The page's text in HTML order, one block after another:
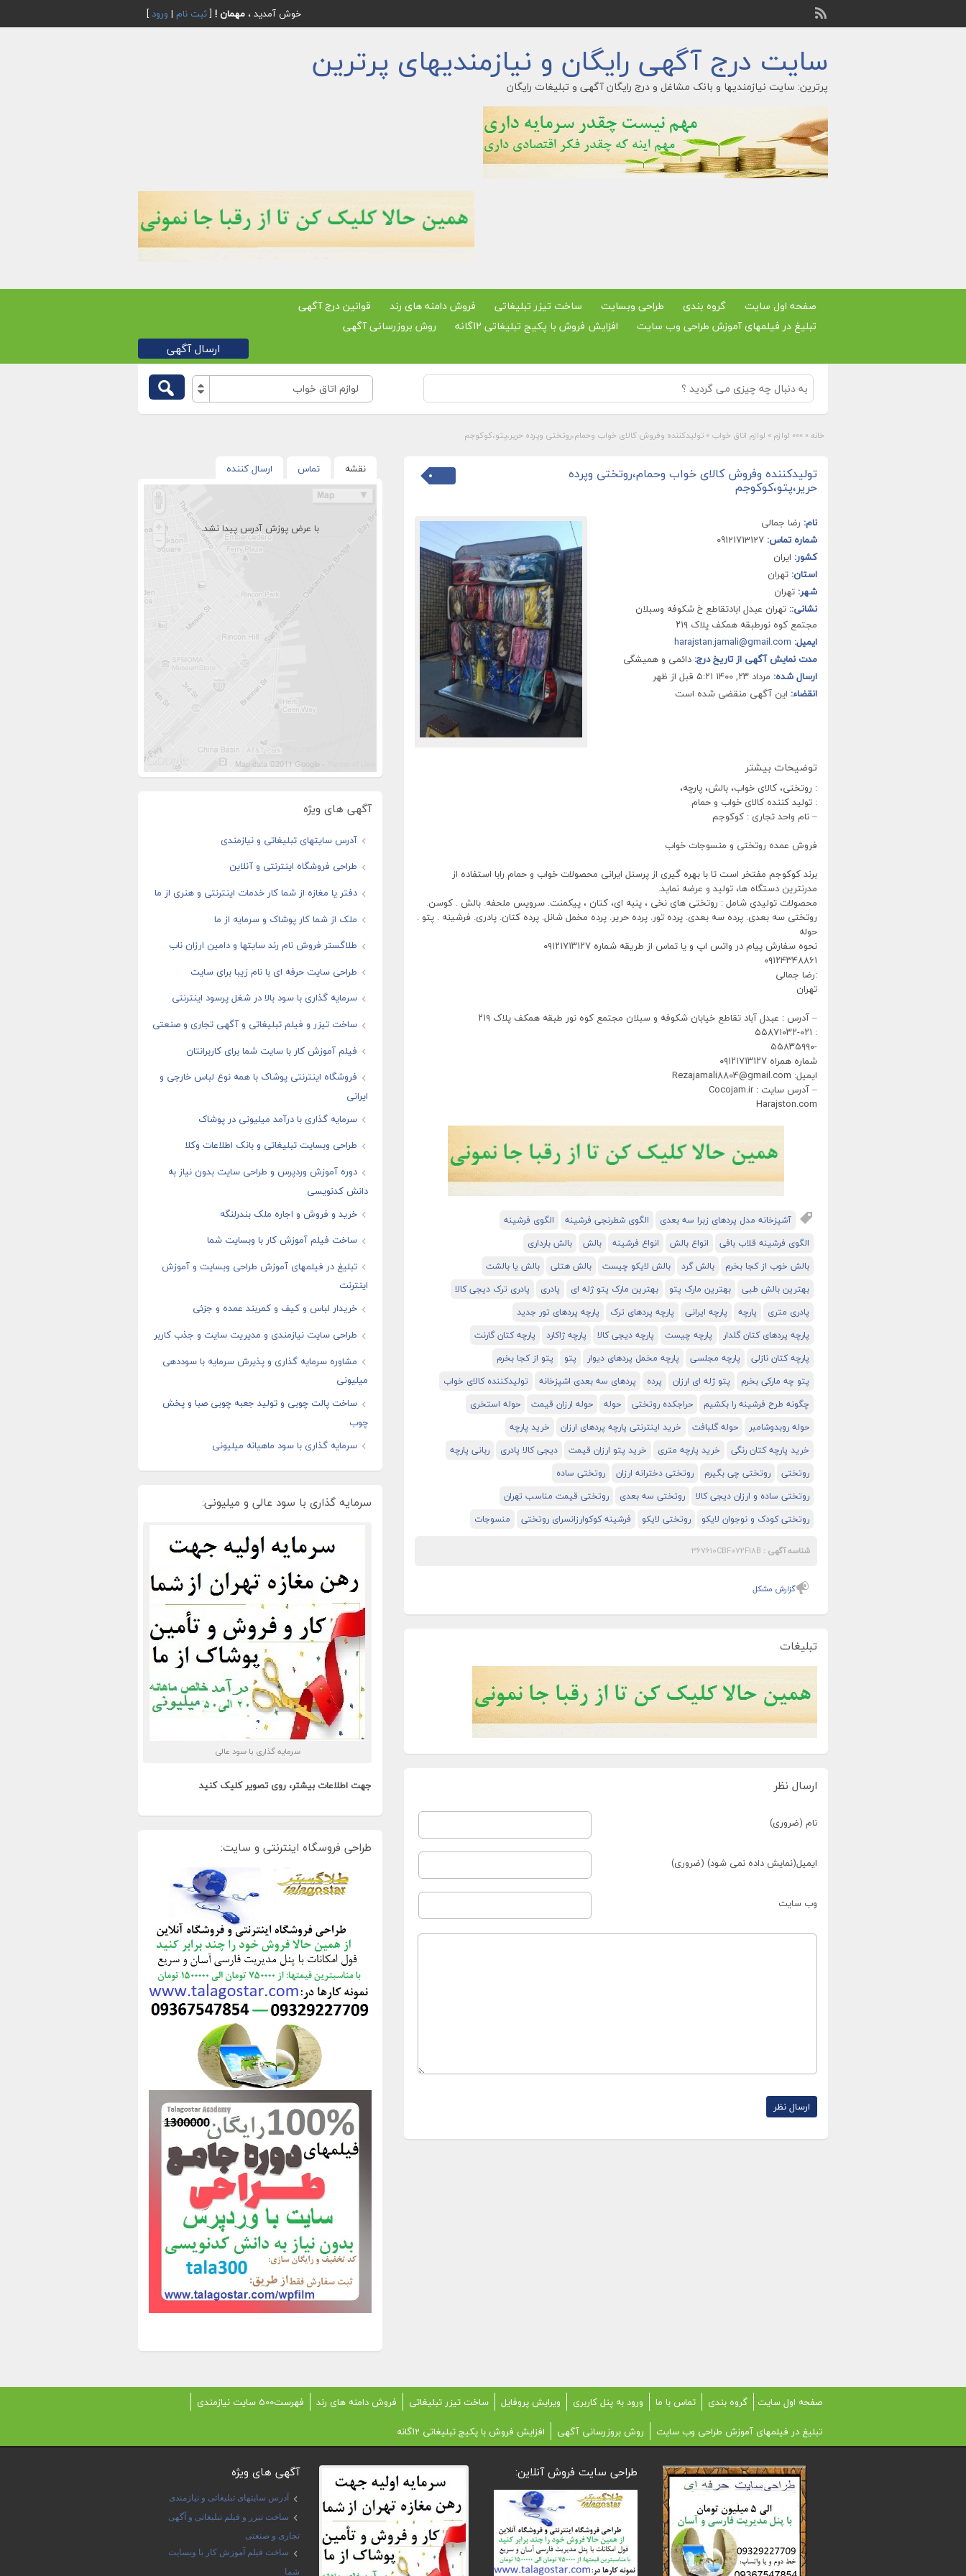
خوش آمدید ، مهمان ! [ثبت نام | ورود]
سایت درج آگهی رایگان و نیازمندیهای پرترین
پرترین: سایت نیازمندیها و بانک مشاغل و درج رایگان آگهی و تبلیغات رایگان
صفحه اول سایت گروه بندی طراحی وبسایت ساخت تیزر تبلیغاتی فروش دامنه های رند
قوانین درج آگهی
تبلیغ در فیلمهای آموزش طراحی وب سایت
افزایش فروش با پکیج تبلیغاتی 12گانه روش بروزرسانی آگهی
ارسال آگهی
لوازم اتاق خواب
خانه » »»» لوازم » لوازم اتاق خواب » تولیدکننده وفروش کالای خواب وحمام،روتختی وپرده حریر،پتو،کوکوجم
تولیدکننده وفروش کالای خواب وحمام،روتختی وپرده
حریر،پتو،کوکوجم
نام: رضا جمالی
شماره تماس:
کشور: ایران
استان: تهران
شهر: تهران
نشانی:: تهران عبدل ابادتقاطع خ شکوفه وسبلان
مجتمع کوه نورطبقه همکف پلاک ۲۱۹
ایمیل: harajstan.jamali@gmail.com
مدت نمایش آگهی از تاریخ درج: دائمی و همیشگی
ارسال شده: مرداد ۲۳, ۱۴۰۰ ۵:۲۱ قبل از ظهر
انقضاء: این آگهی منقضی شده است
توضیحات بیشتر
: روتختی، کالای خواب، بالش، پارچه،
: تولید کننده کالای خواب و حمام
– نام واحد تجاری : کوکوجم
فروش عمده روتختی و منسوجات خواب
برند کوکوجم مفتخر است تا با بهره گیری از پرسنل ایرانی محصولات خواب و حمام رابا استفاده از
مدرنترین دستگاه ها، تولید و عرضه نماید.
محصولات تولیدی شامل : روتختی های نخی ، پنبه ای، کتان ، پیکمنت. سرویس ملحفه. بالش . کوسن.
روتختی سه بعدی. پرده سه بعدی. پرده تور. پرده حریر. پرده مخمل شانل. پرده کتان. پادری. فرشینه . پتو .
حوله
نحوه سفارش پیام در واتس اپ و یا تماس از طریقه شماره ٠٩١٢١٧١٣١٢٧
٠٩١٢۴٣۴٨٨۶١
:رضا جمالی
تهران
– آدرس : عبدل آباد تقاطع خیابان شکوفه و سبلان مجتمع کوه نور طبقه همکف پلاک ٢١٩
: ٠٢١-۵۵٨٧١٠٣٢
-۵۵٨٣۵٩٩٠
شماره همراه ٠٩١٢١٧١٣١٢٧
ایمیل: Rezajamali8804@gmail.com
– آدرس سایت : Cocojam.ir
Harajston.com
آشپزخانه مدل پردهای زبرا سه بعدی الگوی شطرنجی فرشینه
الگوی فرشینه
الگوی فرشینه قلاب بافی
انواع بالش انواع فرشینه بالش
بالش بارداری
بالش خوب از کجا بخرم
بالش گرد بالش لایکو چیست بالش هتلی
بالش یا بالشت
بهترین بالش طبی
بهترین مارک پتو بهترین مارک پتو ژله ای پادری
پادری ترک دیجی کالا
پادری متری
پارچه پارچه ایرانی پارچه پردهای ترک
پارچه پردهای تور جدید
پارچه پردهای کتان گلدار
پارچه چیست پارچه دیجی کالا پارچه ژاکارد
پارچه کتان گارنت
پارچه کتان نازلی
پارچه مجلسی پارچه مخمل پردهای دیوار پتو
پتو از کجا بخرم
پتو چه مارکی بخرم
پتو ژله ای ارزان پرده پردهای سه بعدی اشپزخانه
تولیدکننده کالای خواب
چگونه طرح فرشینه را بکشیم
حراجکده روتختی حوله حوله ارزان قیمت
حوله استخری
حوله روبدوشامبر
حوله گلبافت خرید اینترنتی پارچه پردهای ارزان
خرید پارچه
خرید پارچه کتان رنگی
خرید پارچه متری خرید پتو ارزان قیمت دیجی کالا پادری
ربانی پارچه
روتختی
روتختی چی بگیرم روتختی دخترانه ارزان
روتختی ساده
روتختی ساده و ارزان دیجی کالا
روتختی سه بعدی
روتختی قیمت مناسب تهران
روتختی کودک و نوجوان لایکو
روتختی لایکو فرشینه کوکوارزانسرای روتختی منسوجات
شناسه آگهی :
گزارش مشکل
تبلیغات
ارسال نظر
نام (ضروری)
ایمیل(نمایش داده نمی شود) (ضروری)
وب سایت
نقشه تماس ارسال کننده
با عرض پوزش آدرس پیدا نشد.
آگهی های ویژه
آدرس سایتهای تبلیغاتی و نیازمندی
طراحی فروشگاه اینترنتی و آنلاین
دفتر یا مغازه از شما کار خدمات اینترنتی و هنری از ما
ملک از شما کار پوشاک و سرمایه از ما
طلاگستر فروش نام رند سایتها و دامین ارزان ناب
طراحی سایت حرفه ای با نام زیبا برای سایت
سرمایه گذاری با سود بالا در شغل پرسود اینترنتی
ساخت تیزر و فیلم تبلیغاتی و آگهی تجاری و صنعتی
فیلم آموزش کار با سایت شما برای کاربرانتان
فروشگاه اینترنتی پوشاک با همه نوع لباس خارجی و
ایرانی
سرمایه گذاری با درآمد میلیونی در پوشاک
طراحی وبسایت تبلیغاتی و بانک اطلاعات وکلا
دوره آموزش وردپرس و طراحی سایت بدون نیاز به
دانش کدنویسی
خرید و فروش و اجاره ملک بندرلنگه
ساخت فیلم آموزش کار با وبسایت شما
تبلیغ در فیلمهای آموزش طراحی وبسایت و آموزش
اینترنت
خریدار لباس و کیف و کمربند عمده و جزئی
طراحی سایت نیازمندی و مدیریت سایت و جذب کاربر
مشاوره سرمایه گذاری و پذیرش سرمایه با سوددهی
میلیونی
ساخت پالت چوبی و تولید جعبه چوبی صبا و پخش
چوب
سرمایه گذاری با سود ماهیانه میلیونی
سرمایه گذاری با سود عالی و میلیونی:
سرمایه گذاری با سود عالی
جهت اطلاعات بیشتر، روی تصویر کلیک کنید
طراحی فروسگاه اینترنتی و سایت:
صفحه اول سایت گروه بندی تماس با ما ورود به پنل کاربری ویرایش پروفایل ساخت تیزر تبلیغاتی فروش دامنه های رند
فهرست500 سایت نیازمندی
تبلیغ در فیلمهای آموزش طراحی وب سایت
روش بروزرسانی آگهی افزایش فروش با پکیج تبلیغاتی 12گانه
آگهی های ویژه
آدرس سایتهای تبلیغاتی و نیازمندی
ساخت تیزر و فیلم تبلیغاتی و آگهی
تجاری و صنعتی
ساخت فیلم آموزش کار با وبسایت
شما
طراحی سایت فروش آنلاین: